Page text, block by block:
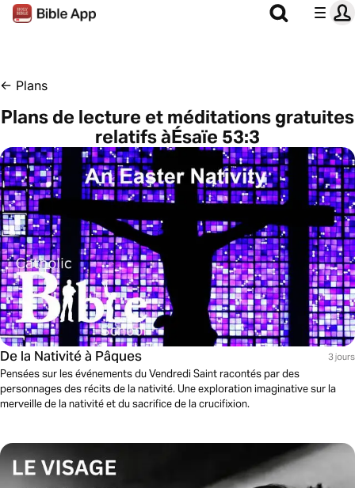
← Plans
Plans de lecture et méditations gratuites
relatifs àÉsaïe 53:3
De la Nativité à Pâques 3 jours
Pensées sur les événements du Vendredi Saint racontés par des
personnages des récits de la nativité. Une exploration imaginative sur la
merveille de la nativité et du sacrifice de la crucifixion.